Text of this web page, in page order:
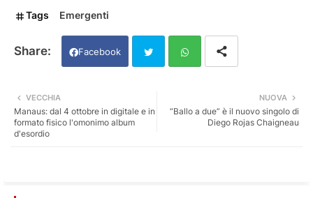
Tags Emergenti
Facebook
tter ats
NUOVA
“Ballo a due” è il nuovo singolo di
Diego Rojas Chaigneau
VECCHIA
Manaus: dal 4 ottobre in digitale e in
formato fisico l'omonimo album
d'esordio